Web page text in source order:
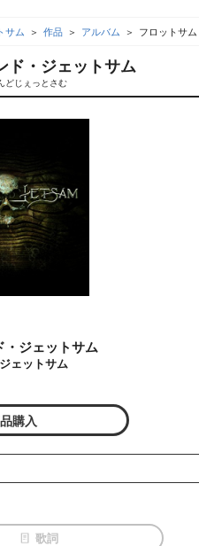
サム 作品 アルバム フロットサ
ド・ジェットサム
どじぇっとさむ
・ジェットサム
ェットサム
購入
歌詞